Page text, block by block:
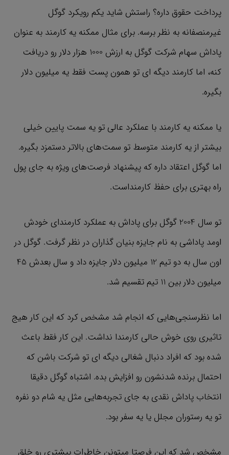
پرداخت حقوق داره؟ راستش شاید یکم رویکرد گوگل
غیرمنصفانه به نظر برسه. برای مثال ممکنه یه کارمند به عنوان
پاداش سهام شرکت گوگل به ارزش 1000 هزار دلار رو دریافت
کنه، اما کارمند دیگه ای تو همون پست فقط یه میلیون دلار
بگیره.
یا ممکنه یه کارمند با عملکرد عالی تو یه سمت پایین خیلی
بیشتر از یه کارمند متوسط تو سمت‌های بالاتر دستمزد بگیره.
اما گوگل اعتقاد داره که پیشنهاد فرصت‌های ویژه به جای پول
راه بهتری برای حفظ کارمنداست.
تو سال 2004 گوگل برای پاداش به عملکرد کارمندای خودش
اومد پاداشی به نام جایزه بنیان گذاران در نظر گرفت. گوگل در
اون سال به دو تیم 12 میلیون دلار جایزه داد و سال بعدش 45
میلیون دلار بین 11 تیم تقسیم شد.
اما نظرسنجی‌هایی که انجام شد مشخص کرد که این کار هیج
تاثیری روی خوش حالی کارمندا نداشت. این کار فقط باعث
شده بود که افراد دنبال شغالی دیگه ای تو شرکت باشن که
احتمال برنده شدنشون رو افزایش بده. اشتباه گوگل دقیقا
انتخاب پاداش نقدی به جای تجربه‌هایی مثل یه شام دو نفره
تو یه رستوران مجلل یا یه سفر بود.
مشخص شد که این فرصتا میتونن خاطرات بیشتری رو خلق